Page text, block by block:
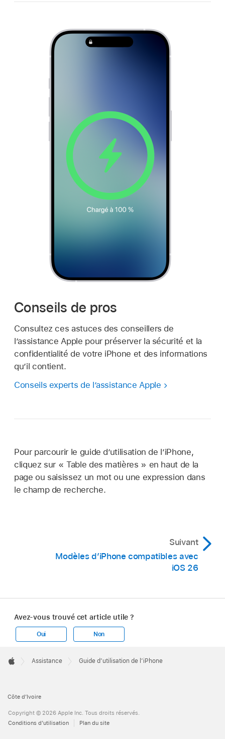
Conseils de pros
Consultez ces astuces des conseillers de
l’assistance Apple pour préserver la sécurité et la
confidentialité de votre iPhone et des informations
qu’il contient.
Conseils experts de l’assistance Apple
Pour parcourir le guide d’utilisation de l’iPhone,
cliquez sur « Table des matières » en haut de la
page ou saisissez un mot ou une expression dans
le champ de recherche.
Suivant
Modèles d’iPhone compatibles avec
iOS 26
Avez-vous trouvé cet article utile ?
Oui Non
Footer

Assistance Guide d’utilisation de l’iPhone
Côte d’Ivoire
Copyright © 2026 Apple Inc. Tous droits réservés.
Conditions d’utilisation
Plan du site